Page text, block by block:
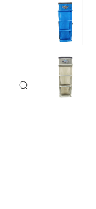
Schließen